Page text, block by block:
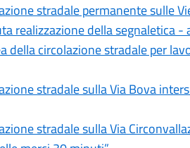
stradale permanente sulle
realizzazione della segnaletica
della circolazione stradale per
stradale sulla Via Bova
stradale sulla Via